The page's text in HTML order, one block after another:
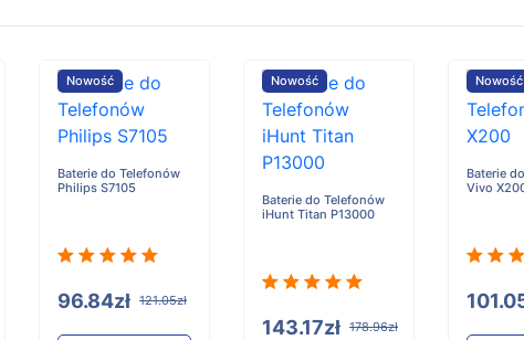
Nowość
Baterie do Telefonów
Philips S7105
96.84zł 121.05zł
Nowość
Baterie do Telefonów
iHunt Titan P13000
143.17zł 178.96zł
Nowość
Baterie
Vivo